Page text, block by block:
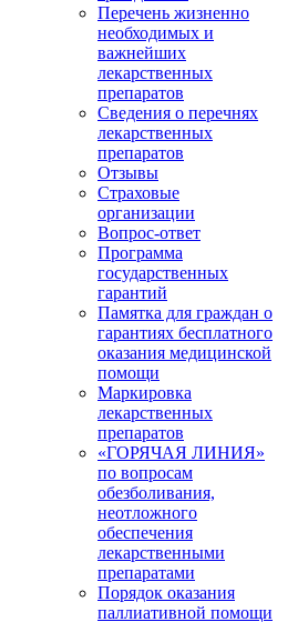
Перечень жизненно
необходимых и
важнейших
лекарственных
препаратов
Сведения о перечнях
лекарственных
препаратов
Отзывы
Страховые
организации
Вопрос-ответ
Программа
государственных
гарантий
Памятка для граждан о
гарантиях бесплатного
оказания медицинской
помощи
Маркировка
лекарственных
препаратов
«ГОРЯЧАЯ ЛИНИЯ»
по вопросам
обезболивания,
неотложного
обеспечения
лекарственными
препаратами
Порядок оказания
паллиативной помощи